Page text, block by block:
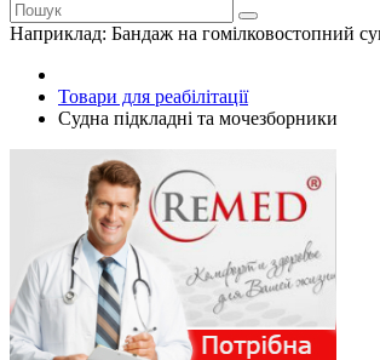
Наприклад: Бандаж на гомілковостопний
Товари для реабілітації
Судна підкладні та мочезборники